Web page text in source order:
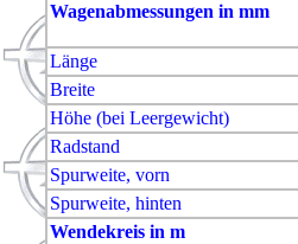
Wagenabmessungen in mm
Länge
Breite
Höhe (bei Leergewicht)
Radstand
Spurweite, vorn
Spurweite, hinten
Wendekreis in m